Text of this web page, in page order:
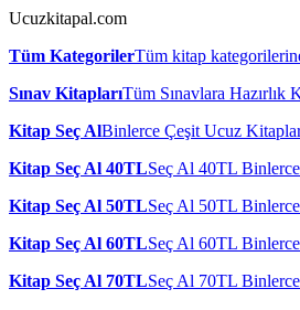
Ucuzkitapal.com
Tüm KategorilerTüm kitap
Sınav KitaplarıTüm Sınavlara Hazırlık
Kitap Seç AlBinlerce Çeşit Ucuz
Kitap Seç Al 40TLSeç Al 40TL
Kitap Seç Al 50TLSeç Al 50TL
Kitap Seç Al 60TLSeç Al 60TL
Kitap Seç Al 70TLSeç Al 70TL